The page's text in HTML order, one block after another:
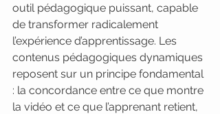
outil pédagogique puissant, capable
de transformer radicalement
l’expérience d’apprentissage. Les
contenus pédagogiques dynamiques
reposent sur un principe fondamental
: la concordance entre ce que montre
la vidéo et ce que l’apprenant retient,